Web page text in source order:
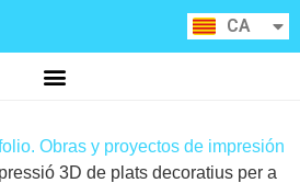
CA
ES
RU
Obras y proyectos de impresión
3D de plats decoratius per a